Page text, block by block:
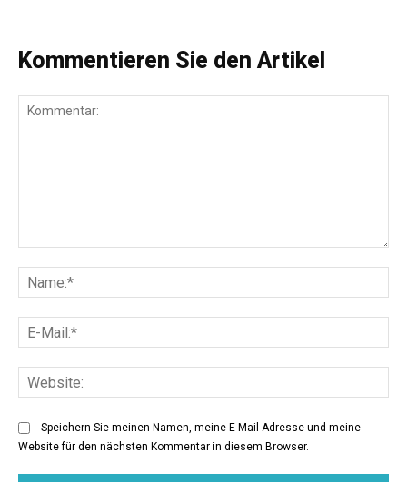
Kommentieren Sie den Artikel
Speichern Sie meinen Namen, meine E-Mail-Adresse und meine
Website für den nächsten Kommentar in diesem Browser.